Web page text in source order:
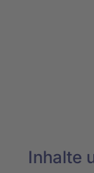
Inhalte